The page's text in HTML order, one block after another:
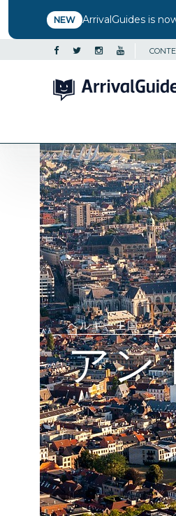
NEW ArrivalGuides is
ベルギー王国
アン